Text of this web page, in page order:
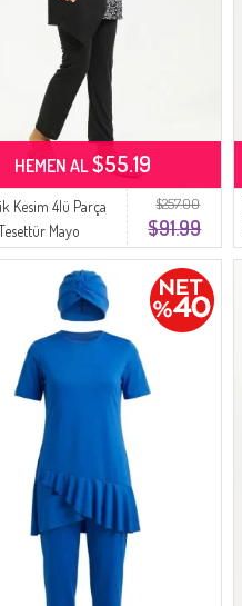
$257.00
$91.99
Kesim 4lü Parça
Mayo
Siyah
HEMEN AL$55.19